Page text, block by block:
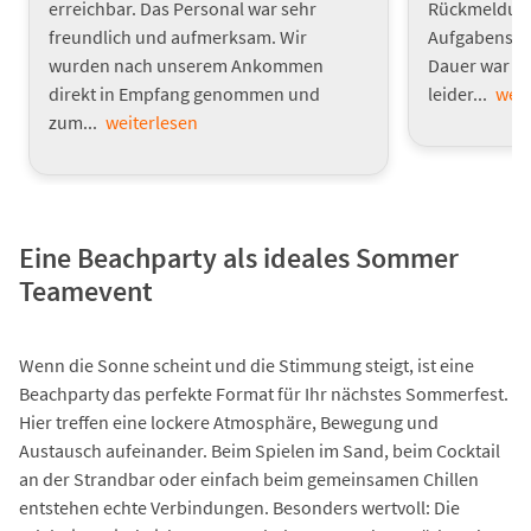
erreichbar. Das Personal war sehr
freundlich und aufmerksam. Wir
wurden nach unserem Ankommen
direkt in Empfang genommen und
zum... weiterlesen
Dauer war
leider...
Eine Beachparty als ideales Sommer
Teamevent
Wenn die Sonne scheint und die Stimmung steigt, ist eine
Beachparty das perfekte Format für Ihr nächstes Sommerfest.
Hier treffen eine lockere Atmosphäre, Bewegung und
Austausch aufeinander. Beim Spielen im Sand, beim Cocktail
an der Strandbar oder einfach beim gemeinsamen Chillen
entstehen echte Verbindungen. Besonders wertvoll: Die